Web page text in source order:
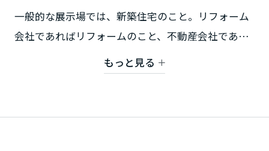
ミサワアイデンティティ
一般的な展示場では、新築住宅のこと。リフォーム
会社であればリフォームのこと、不動産会社であれ
ば物件購入のことがメインの話になりますが、自分
にとってピッタリはなんだろう？そんなお客さまの
フェッショナルがご提案させていただきます。
もっと見る
神奈川県